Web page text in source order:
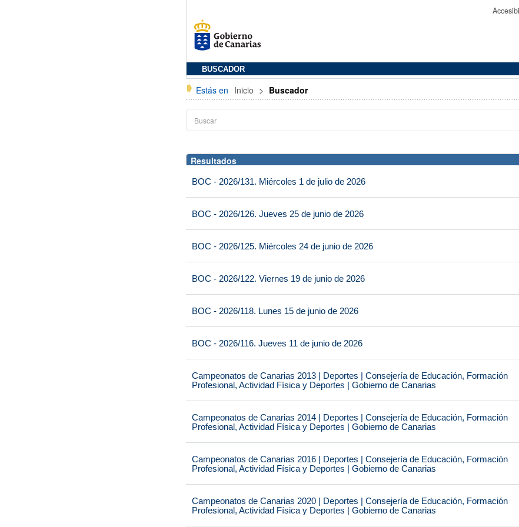
BUSCADOR
Estás en Inicio > Buscador
Resultados
BOC - 2026/131. Miércoles 1 de julio de 2026
BOC - 2026/126. Jueves 25 de junio de 2026
BOC - 2026/125. Miércoles 24 de junio de 2026
BOC - 2026/122. Viernes 19 de junio de 2026
BOC - 2026/118. Lunes 15 de junio de 2026
BOC - 2026/116. Jueves 11 de junio de 2026
Campeonatos de Canarias 2013 | Deportes | Consejería de Educación, Formación
Profesional, Actividad Física y Deportes | Gobierno de Canarias
Campeonatos de Canarias 2014 | Deportes | Consejería de Educación, Formación
Profesional, Actividad Física y Deportes | Gobierno de Canarias
Campeonatos de Canarias 2016 | Deportes | Consejería de Educación, Formación
Profesional, Actividad Física y Deportes | Gobierno de Canarias
Campeonatos de Canarias 2020 | Deportes | Consejería de Educación, Formación
Profesional, Actividad Física y Deportes | Gobierno de Canarias